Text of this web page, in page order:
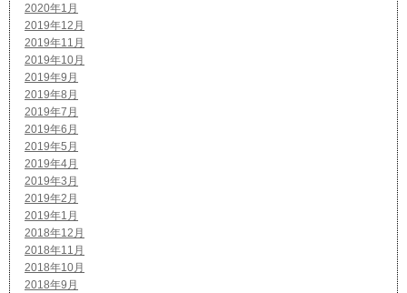
2020年1月
2019年12月
2019年11月
2019年10月
2019年9月
2019年8月
2019年7月
2019年6月
2019年5月
2019年4月
2019年3月
2019年2月
2019年1月
2018年12月
2018年11月
2018年10月
2018年9月